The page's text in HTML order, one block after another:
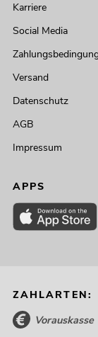
Karriere
Social Media
Versand
Datenschutz
AGB
Impressum
APPS
ZAHLARTEN:
Vorauskasse